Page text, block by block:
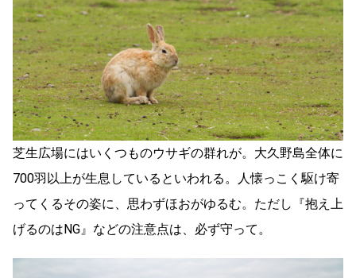
芝生広場にはいくつものウサギの群れが。大久野島全体に
700羽以上が生息しているといわれる。人懐っこく駆け寄
ってくるその姿に、思わずほおがゆるむ。ただし『抱え上
げるのはNG』などの注意点は、必ず守って。